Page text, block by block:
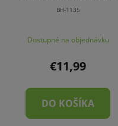
BH-1135
Dostupné na objednávku
€11,99
DO KOŠÍKA